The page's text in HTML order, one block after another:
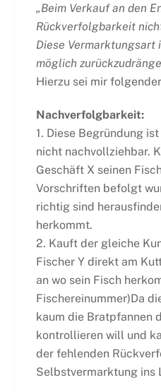
„Beim Verkauf an den
Rückverfolgbarkeit
Diese Vermarktungsart
möglich
Hierzu sei mir
Nachverfolgbarkeit:
1. Diese Begründung
nicht nachvollziehbar.
Geschäft X seinen
Vorschriften befolgt
richtig sind
herkommt.
2. Kauft der gleiche
Fischer Y direkt am
an wo sein Fisch
Fischereinummer)Da
kaum die Bratpfannen
kontrollieren will und
der fehlenden
Selbstvermarktung ins